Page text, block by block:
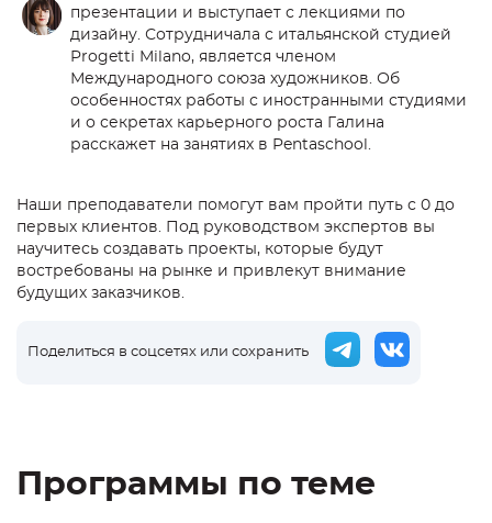
презентации и выступает с лекциями по
дизайну. Сотрудничала с итальянской студией
Progetti Milano, является членом
Международного союза художников. Об
особенностях работы с иностранными студиями
и о секретах карьерного роста Галина
расскажет на занятиях в Pentaschool.
Наши преподаватели помогут вам пройти путь с 0 до
первых клиентов. Под руководством экспертов вы
научитесь создавать проекты, которые будут
востребованы на рынке и привлекут внимание
будущих заказчиков.
Поделиться в соцсетях или сохранить
Программы по теме